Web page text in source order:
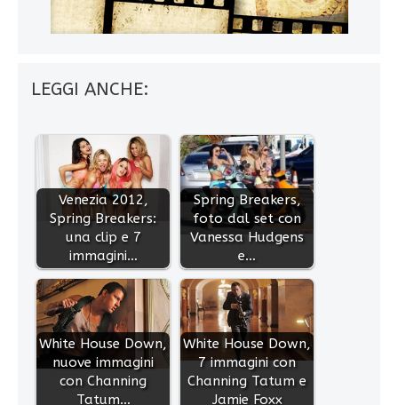
LEGGI ANCHE:
Venezia 2012,
Spring Breakers:
una clip e 7
immagini…
Spring Breakers,
foto dal set con
Vanessa Hudgens
e…
White House Down,
nuove immagini
con Channing
Tatum…
White House Down,
7 immagini con
Channing Tatum e
Jamie Foxx